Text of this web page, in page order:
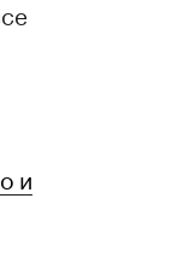
и